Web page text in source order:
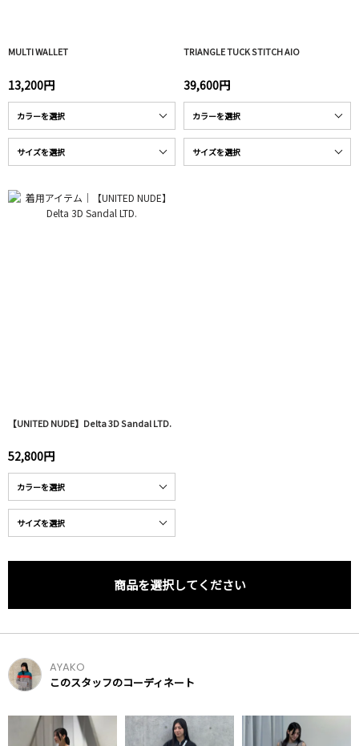
MULTI WALLET
13,200円
TRIANGLE TUCK STITCH AIO
39,600円
【UNITED NUDE】Delta 3D Sandal LTD.
52,800円
商品を選択してください
AYAKO
このスタッフのコーディネート